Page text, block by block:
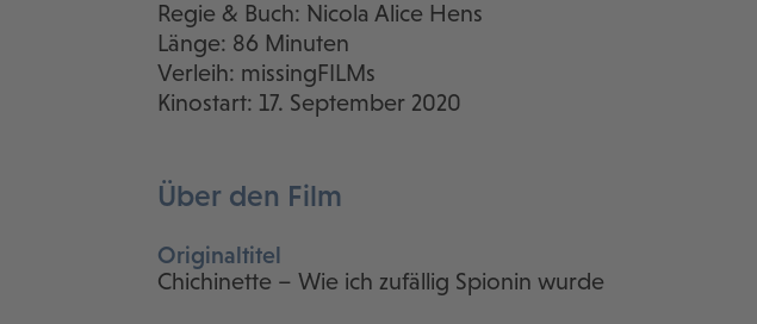
Regie & Buch: Nicola Alice Hens
Länge: 86 Minuten
Verleih: missingFILMs
Kinostart: 17. September 2020
Über den Film
Originaltitel
Chichinette – Wie ich zufällig Spionin wurde